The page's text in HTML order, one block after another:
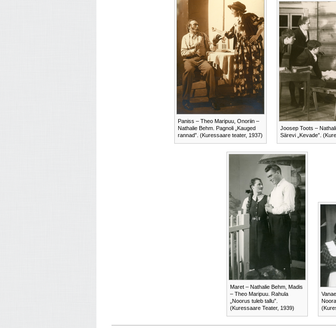
Paniss – Theo Maripuu, Onoriin –
Nathalie Behm. Pagnoli „Kauged
rannad”. (Kuressaare teater, 1937)
Joosep Toots –
Särevi „Kevade”.
Maret – Nathalie Behm, Madis
– Theo Maripuu. Rahula
„Noorus tuleb tallu”.
(Kuressaare Teater, 1939)